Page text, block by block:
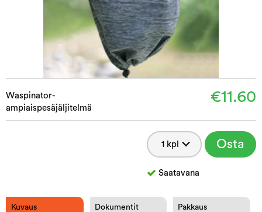
Waspinator-
ampiaispesäjäljitelmä
€11.60
Osta
Saatavana
Kuvaus Dokumentit Pakkaus